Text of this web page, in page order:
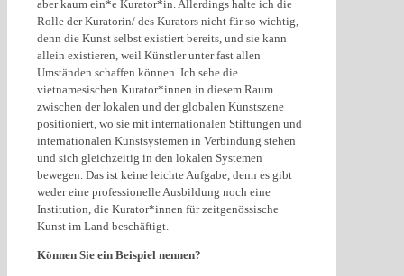
aber kaum ein*e Kurator*in. Allerdings halte ich die
Rolle der Kuratorin/ des Kurators nicht für so wichtig,
denn die Kunst selbst existiert bereits, und sie kann
allein existieren, weil Künstler unter fast allen
Umständen schaffen können. Ich sehe die
vietnamesischen Kurator*innen in diesem Raum
zwischen der lokalen und der globalen Kunstszene
positioniert, wo sie mit internationalen Stiftungen und
internationalen Kunstsystemen in Verbindung stehen
und sich gleichzeitig in den lokalen Systemen
bewegen. Das ist keine leichte Aufgabe, denn es gibt
weder eine professionelle Ausbildung noch eine
Institution, die Kurator*innen für zeitgenössische
Kunst im Land beschäftigt.
Können Sie ein Beispiel nennen?